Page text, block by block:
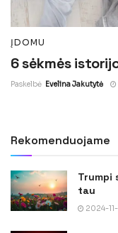
ĮDOMU
6 sėkmės
Paskelbė Evelina Jakutytė
Rekomenduojame
Trumpi
tau
2024-11-